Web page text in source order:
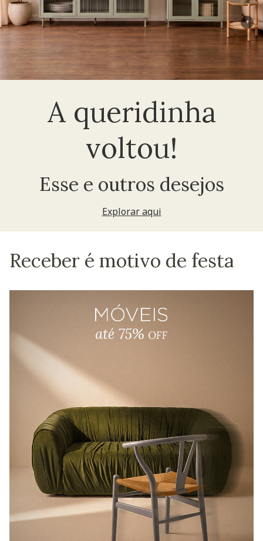
A queridinha
voltou!
Esse e outros desejos
Explorar aqui
+
Receber é motivo de festa